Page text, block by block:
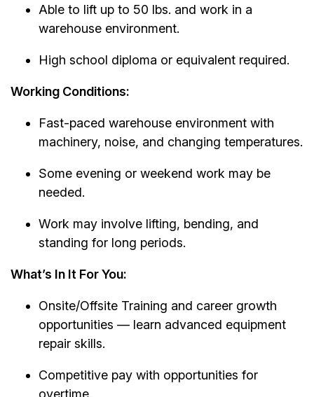
Able to lift up to 50 lbs. and work in a
warehouse environment.
High school diploma or equivalent required.
Working Conditions:
Fast-paced warehouse environment with
machinery, noise, and changing temperatures.
Some evening or weekend work may be
needed.
Work may involve lifting, bending, and
standing for long periods.
What’s In It For You:
Onsite/Offsite Training and career growth
opportunities — learn advanced equipment
repair skills.
Competitive pay with opportunities for